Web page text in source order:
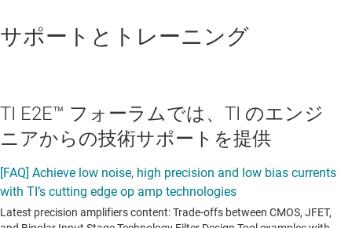
サポートとトレーニング
TI E2E™ フォーラムでは、TI のエンジ
ニアからの技術サポートを提供